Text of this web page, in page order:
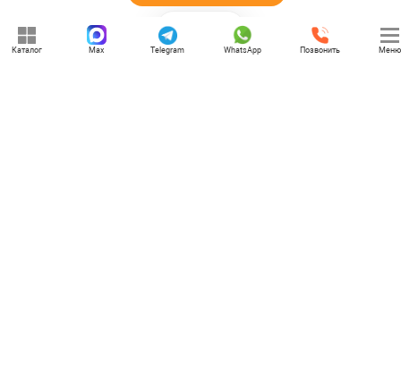
Каталог Max Telegram WhatsApp Позвонить Меню